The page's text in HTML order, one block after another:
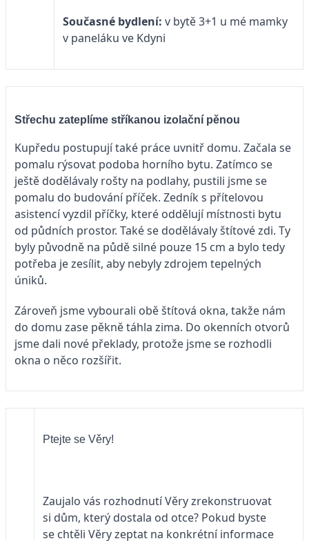
Současné bydlení: v bytě 3+1 u mé mamky
v paneláku ve Kdyni
Střechu zateplíme stříkanou izolační pěnou
Kupředu postupují také práce uvnitř domu. Začala se
pomalu rýsovat podoba horního bytu. Zatímco se
ještě dodělávaly rošty na podlahy, pustili jsme se
pomalu do budování příček. Zedník s přítelovou
asistencí vyzdil příčky, které oddělují místnosti bytu
od půdních prostor. Také se dodělávaly štítové zdi. Ty
byly původně na půdě silné pouze 15 cm a bylo tedy
potřeba je zesílit, aby nebyly zdrojem tepelných
úniků.
Zároveň jsme vybourali obě štítová okna, takže nám
do domu zase pěkně táhla zima. Do okenních otvorů
jsme dali nové překlady, protože jsme se rozhodli
okna o něco rozšířit.
Ptejte se Věry!
Zaujalo vás rozhodnutí Věry zrekonstruovat
si dům, který dostala od otce? Pokud byste
se chtěli Věry zeptat na konkrétní informace